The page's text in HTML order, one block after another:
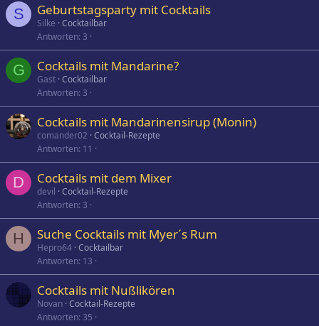
S Geburtstagsparty mit Cocktails
Silke Cocktailbar
Antworten 3
G Cocktails mit Mandarine?
Gast Cocktailbar
Antworten 3
Cocktails mit Mandarinensirup (Monin)
comander02 Cocktail-Rezepte
Antworten 11
D Cocktails mit dem Mixer
devil Cocktail-Rezepte
Antworten 3
H Suche Cocktails mit Myer´s Rum
Hepro64 Cocktailbar
Antworten 13
Cocktails mit Nußlikören
Novan Cocktail-Rezepte
Antworten 35